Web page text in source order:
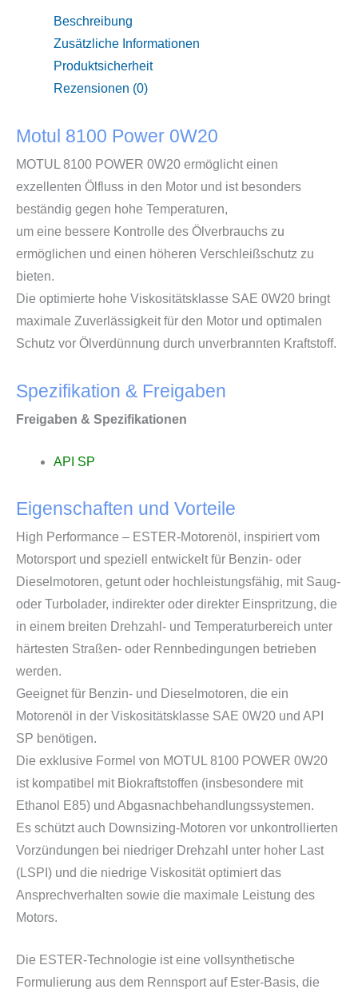
Beschreibung
Zusätzliche Informationen
Produktsicherheit
Rezensionen (0)
Motul 8100 Power 0W20
MOTUL 8100 POWER 0W20 ermöglicht einen
exzellenten Ölfluss in den Motor und ist besonders
beständig gegen hohe Temperaturen,
um eine bessere Kontrolle des Ölverbrauchs zu
ermöglichen und einen höheren Verschleißschutz zu
bieten.
Die optimierte hohe Viskositätsklasse SAE 0W20 bringt
maximale Zuverlässigkeit für den Motor und optimalen
Schutz vor Ölverdünnung durch unverbrannten Kraftstoff.
Spezifikation & Freigaben
Freigaben & Spezifikationen
API SP
Eigenschaften und Vorteile
High Performance – ESTER-Motorenöl, inspiriert vom
Motorsport und speziell entwickelt für Benzin- oder
Dieselmotoren, getunt oder hochleistungsfähig, mit Saug-
oder Turbolader, indirekter oder direkter Einspritzung, die
in einem breiten Drehzahl- und Temperaturbereich unter
härtesten Straßen- oder Rennbedingungen betrieben
werden.
Geeignet für Benzin- und Dieselmotoren, die ein
Motorenöl in der Viskositätsklasse SAE 0W20 und API
SP benötigen.
Die exklusive Formel von MOTUL 8100 POWER 0W20
ist kompatibel mit Biokraftstoffen (insbesondere mit
Ethanol E85) und Abgasnachbehandlungssystemen.
Es schützt auch Downsizing-Motoren vor unkontrollierten
Vorzündungen bei niedriger Drehzahl unter hoher Last
(LSPI) und die niedrige Viskosität optimiert das
Ansprechverhalten sowie die maximale Leistung des
Motors.
Die ESTER-Technologie ist eine vollsynthetische
Formulierung aus dem Rennsport auf Ester-Basis, die